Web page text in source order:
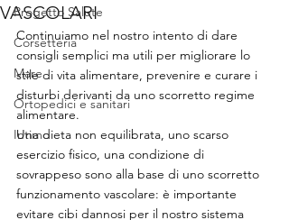
Progetto Salute
Corsetteria
Mare
Ortopedici e sanitari
Intimo
VASCOLARI
Continuiamo nel nostro intento di dare
consigli semplici ma utili per migliorare lo
stile di vita alimentare, prevenire e curare i
disturbi derivanti da uno scorretto regime
alimentare.
Una dieta non equilibrata, uno scarso
esercizio fisico, una condizione di
sovrappeso sono alla base di uno scorretto
funzionamento vascolare: è importante
evitare cibi dannosi per il nostro sistema